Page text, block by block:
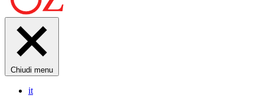
Chiudi menu
it